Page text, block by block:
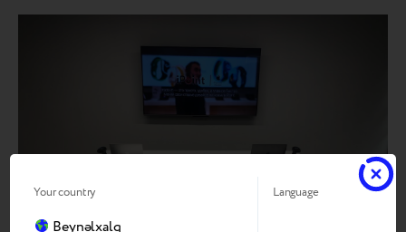
Your country
Beynəlxalq
Language